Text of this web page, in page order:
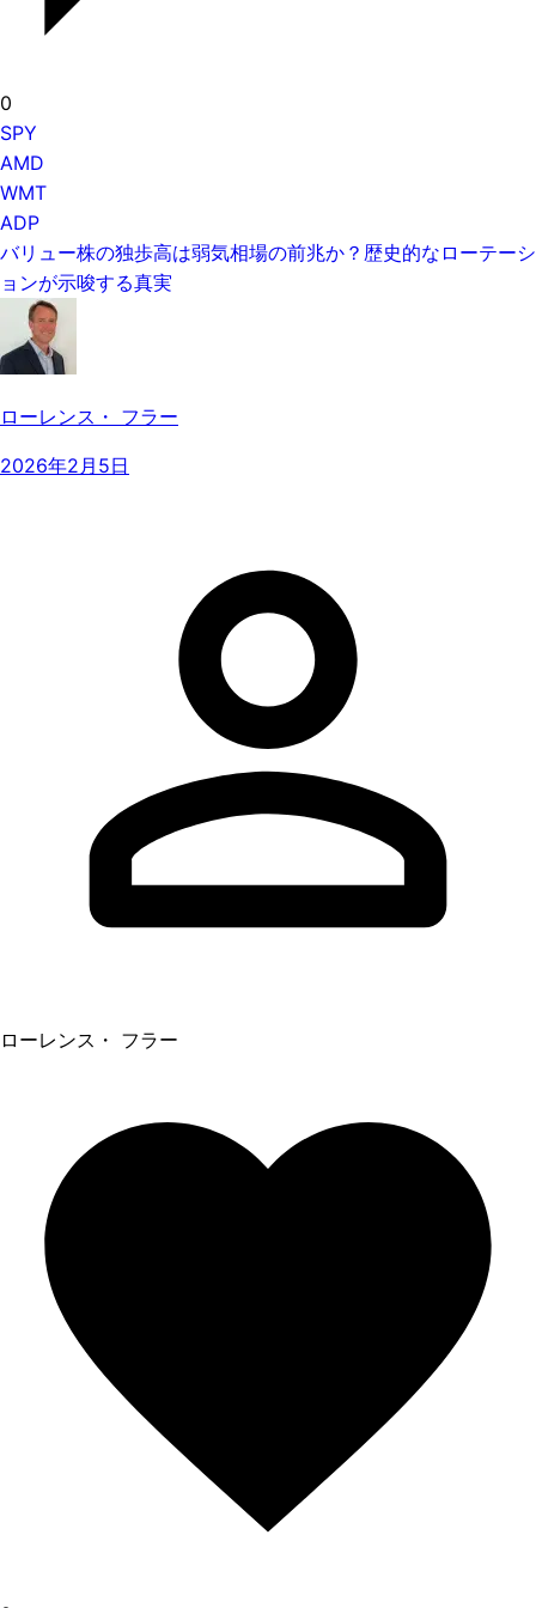
0
SPY
AMD
WMT
ADP
バリュー株の独歩高は弱気相場の前兆か？歴史的なローテーシ
ョンが示唆する真実
ローレンス・ フラー
2026年2月5日
ローレンス・ フラー